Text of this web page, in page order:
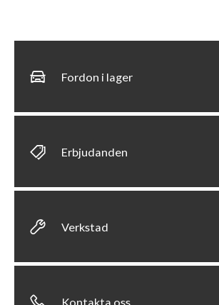
Fordon i lager
Erbjudanden
Verkstad
Kontakta oss